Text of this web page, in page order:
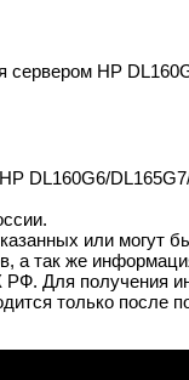
HP
DL160G6/
или могут
а так же
Для получения
только после